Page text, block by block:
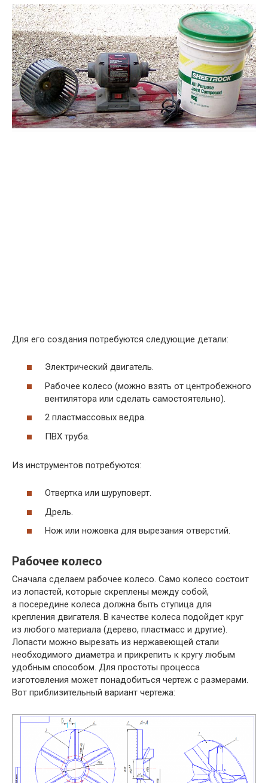
Для его создания потребуются следующие детали:
Электрический двигатель.
Рабочее колесо (можно взять от центробежного
вентилятора или сделать самостоятельно).
2 пластмассовых ведра.
ПВХ труба.
Из инструментов потребуются:
Отвертка или шуруповерт.
Дрель.
Нож или ножовка для вырезания отверстий.
Рабочее колесо
Сначала сделаем рабочее колесо. Само колесо состоит
из лопастей, которые скреплены между собой,
а посередине колеса должна быть ступица для
крепления двигателя. В качестве колеса подойдет круг
из любого материала (дерево, пластмасс и другие).
Лопасти можно вырезать из нержавеющей стали
необходимого диаметра и прикрепить к кругу любым
удобным способом. Для простоты процесса
изготовления может понадобиться чертеж с размерами.
Вот приблизительный вариант чертежа: